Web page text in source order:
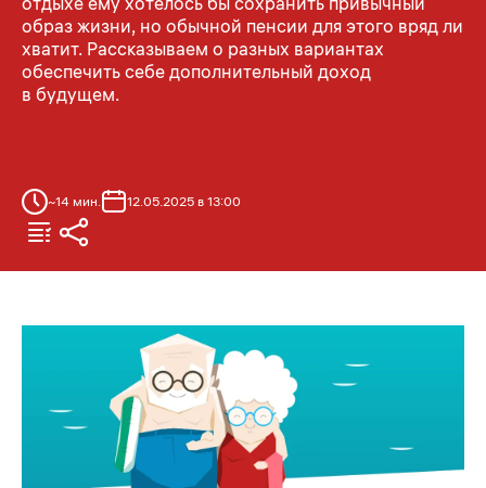
образ жизни, но обычной пенсии для этого вряд ли
хватит. Рассказываем о разных вариантах
обеспечить себе дополнительный доход
в будущем.
~14 мин. 12.05.2025 в 13:00